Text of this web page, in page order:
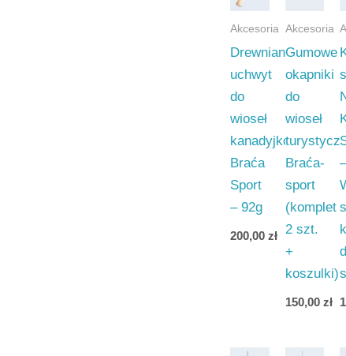
Akcesoria
Drewniany
uchwyt
do
wioseł
kanadyjkowych
Braća
Sport
– 92g
200,00zł
Akcesoria
Gumowe
okapniki
do
wioseł
Braća-
sport
(komplet
2 szt.
+
koszulki)
150,00 zł